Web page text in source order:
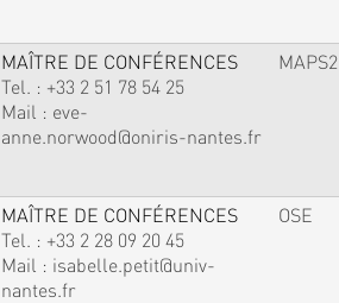
MAÎTRE DE CONFÉRENCES
Tel. : +33 2 51 78 54 25
Mail : eve-
anne.norwood@oniris-nantes.fr
MAPS2
MAÎTRE DE CONFÉRENCES
Tel. : +33 2 28 09 20 45
Mail : isabelle.petit@univ-
nantes.fr
OSE